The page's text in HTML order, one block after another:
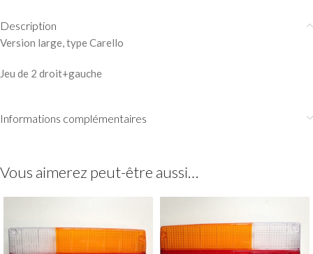
Description
Version large, type Carello
Jeu de 2 droit+gauche
Informations complémentaires
Vous aimerez peut-être aussi…